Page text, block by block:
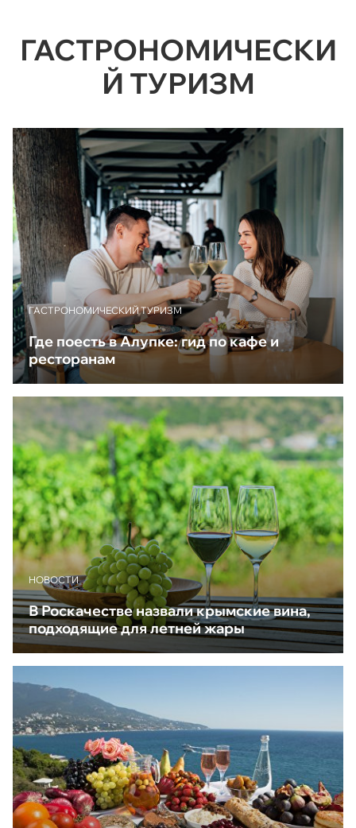
ГАСТРОНОМИЧЕСКИ
Й ТУРИЗМ
ГАСТРОНОМИЧЕСКИЙ ТУРИЗМ
Где поесть в Алупке: гид по кафе и
ресторанам
НОВОСТИ
В Роскачестве назвали крымские вина,
подходящие для летней жары